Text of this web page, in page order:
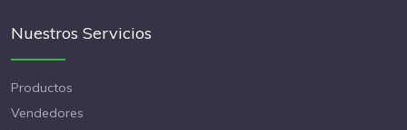
Nuestros Servicios
Productos
Vendedores